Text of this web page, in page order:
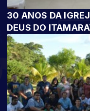
30 ANOS DA
DEUS DO